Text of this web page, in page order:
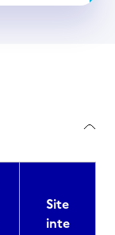
Site
inte